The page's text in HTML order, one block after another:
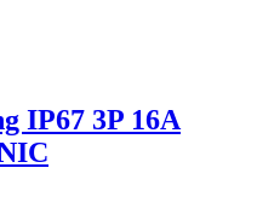
IP67 3P 16A